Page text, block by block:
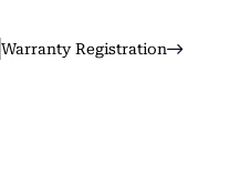
Warranty Registration